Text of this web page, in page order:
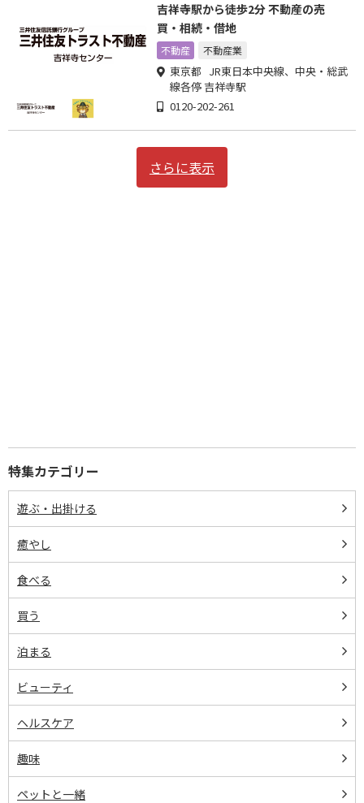
吉祥寺駅から徒歩2分 不動産の売
買・相続・借地
不動産 不動産業
東京都 JR東日本中央線、中央・総武
線各停 吉祥寺駅
0120-202-261
さらに表示
特集カテゴリー
遊ぶ・出掛ける
癒やし
食べる
買う
泊まる
ビューティ
ヘルスケア
趣味
ペットと一緒